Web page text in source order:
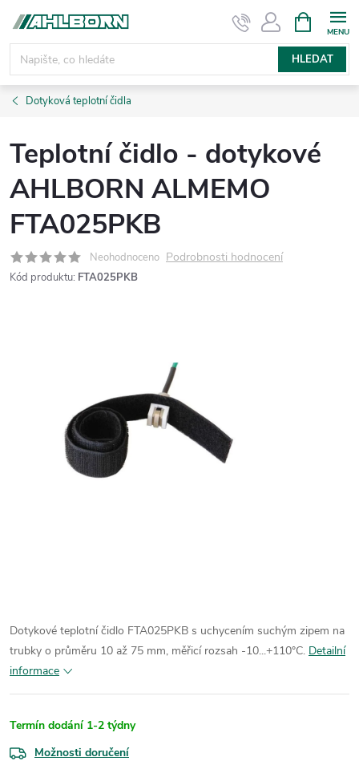
obsah
HLEDAT
NÁKUPNÍ
KOŠÍK
Dotyková teplotní čidla
Teplotní čidlo - dotykové
AHLBORN ALMEMO
FTA025PKB
Neohodnoceno Podrobnosti hodnocení
Kód produktu: FTA025PKB
Dotykové teplotní čidlo FTA025PKB s uchycením suchým zipem na
trubky o průměru 10 až 75 mm, měřicí rozsah -10...+110°C. Detailní
informace
Termín dodání 1-2 týdny
Možnosti doručení